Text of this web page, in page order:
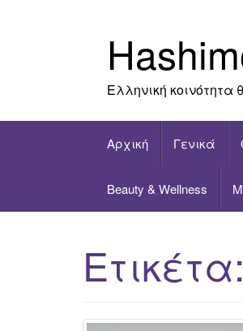
Ελληνική κοινότητα
Αρχική Γενικά
Beauty & Wellness
Ετικέτα: